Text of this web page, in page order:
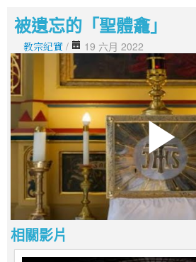
被遺忘的「聖體龕」
教宗紀實 / 19 六月 2022
相關影片